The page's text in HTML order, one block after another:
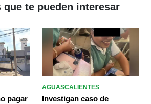
te pueden interesar
pagar
AGUASCALIENTES
Investigan caso de